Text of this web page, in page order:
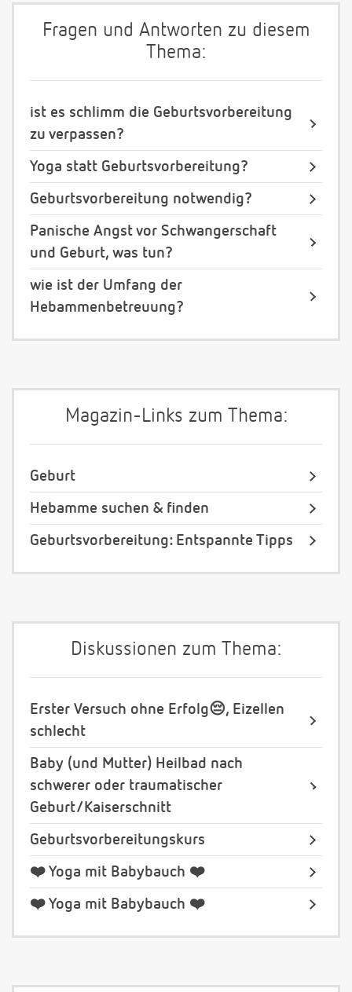
Fragen und Antworten zu diesem
Thema:
ist es schlimm die Geburtsvorbereitung
zu verpassen?
Yoga statt Geburtsvorbereitung?
Geburtsvorbereitung notwendig?
Panische Angst vor Schwangerschaft
und Geburt, was tun?
wie ist der Umfang der
Hebammenbetreuung?
Magazin-Links zum Thema:
Geburt
Hebamme suchen & finden
Geburtsvorbereitung: Entspannte Tipps
Diskussionen zum Thema:
Erster Versuch ohne Erfolg😔, Eizellen
schlecht
Baby (und Mutter) Heilbad nach
schwerer oder traumatischer
Geburt/Kaiserschnitt
Geburtsvorbereitungskurs
❤️ Yoga mit Babybauch ❤️
❤️ Yoga mit Babybauch ❤️